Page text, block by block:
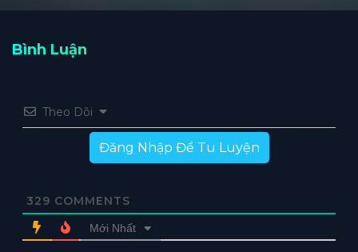
Bình Luận
Theo Dõi
Đăng Nhập Để Tu Luyện
329 COMMENTS
Mới Nhất